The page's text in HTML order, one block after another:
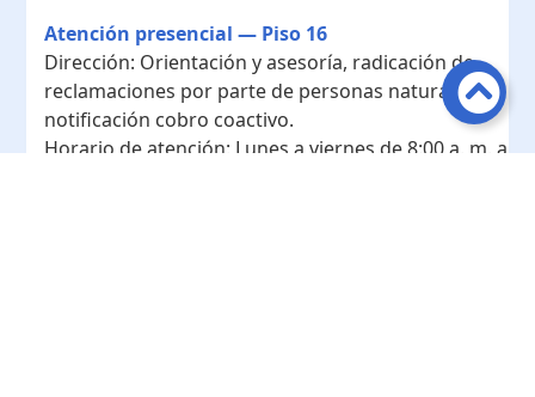
Atención presencial — Piso 16
Dirección: Orientación y asesoría, radicación de
reclamaciones por parte de personas naturales y
notificación cobro coactivo.
Horario de atención: Lunes a viernes de 8:00 a. m. a